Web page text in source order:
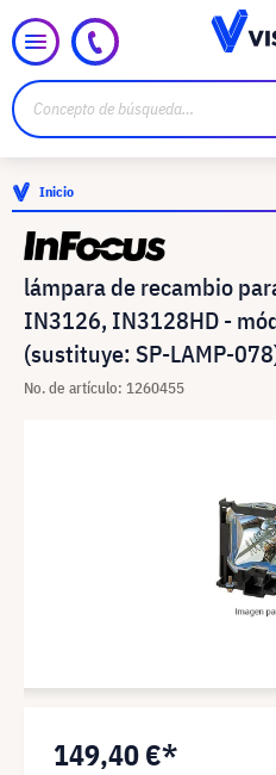
Inicio
lámpara de recambio
IN3126, IN3128HD -
(sustituye: SP-LAMP-
No. de artículo: 1260455
149,40 €*